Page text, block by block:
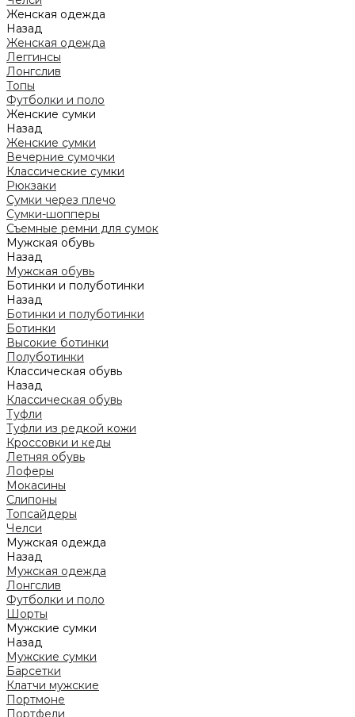
Женская одежда
Назад
Женская одежда
Леггинсы
Лонгслив
Топы
Футболки и поло
Женские сумки
Назад
Женские сумки
Вечерние сумочки
Классические сумки
Рюкзаки
Сумки через плечо
Сумки-шопперы
Съемные ремни для сумок
Мужская обувь
Назад
Мужская обувь
Ботинки и полуботинки
Назад
Ботинки и полуботинки
Ботинки
Высокие ботинки
Полуботинки
Классическая обувь
Назад
Классическая обувь
Туфли
Туфли из редкой кожи
Кроссовки и кеды
Летняя обувь
Лоферы
Мокасины
Слипоны
Топсайдеры
Челси
Мужская одежда
Назад
Мужская одежда
Лонгслив
Футболки и поло
Шорты
Мужские сумки
Назад
Мужские сумки
Барсетки
Клатчи мужские
Портмоне
Портфели